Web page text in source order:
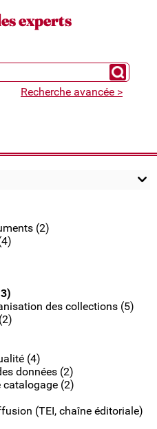
experts
Chercher
Recherche avancée >
(2)
des collections (5)
(4)
données (2)
catalogage (2)
(TEI, chaîne éditoriale)